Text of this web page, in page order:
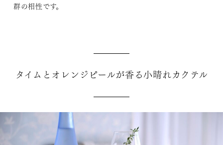
群の相性です。
タイムとオレンジピールが香る小晴れカクテル